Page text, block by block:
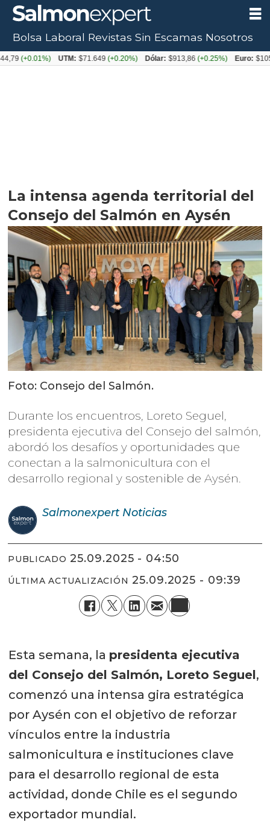
La intensa agenda territorial del
Consejo del Salmón en Aysén
Foto: Consejo del Salmón.
Durante los encuentros, Loreto Seguel,
presidenta ejecutiva del Consejo del salmón,
abordó los desafíos y oportunidades que
conectan a la salmonicultura con el
desarrollo regional y sostenible de Aysén.
Salmonexpert Noticias
PUBLICADO 25.09.2025 - 04:50
ÚLTIMA ACTUALIZACIÓN 25.09.2025 - 09:39
Esta semana, la presidenta ejecutiva
del Consejo del Salmón, Loreto Seguel,
comenzó una intensa gira estratégica
por Aysén con el objetivo de reforzar
vínculos entre la industria
salmonicultura e instituciones clave
para el desarrollo regional de esta
actividad, donde Chile es el segundo
exportador mundial.
Bolsa Laboral Revistas Sin Escamas Nosotros
(+0.01%) UTM: $71.649(+0.20%) Dólar: $913,86(+0.25%) Euro: